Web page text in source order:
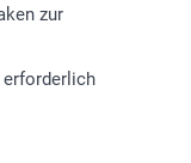
zur
erforderlich